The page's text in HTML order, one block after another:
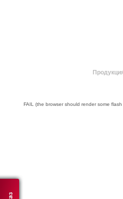
FAIL (the browser should render some